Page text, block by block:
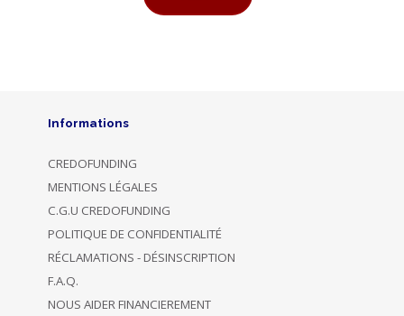
Informations
CREDOFUNDING
MENTIONS LÉGALES
C.G.U CREDOFUNDING
POLITIQUE DE CONFIDENTIALITÉ
RÉCLAMATIONS - DÉSINSCRIPTION
F.A.Q.
NOUS AIDER FINANCIEREMENT